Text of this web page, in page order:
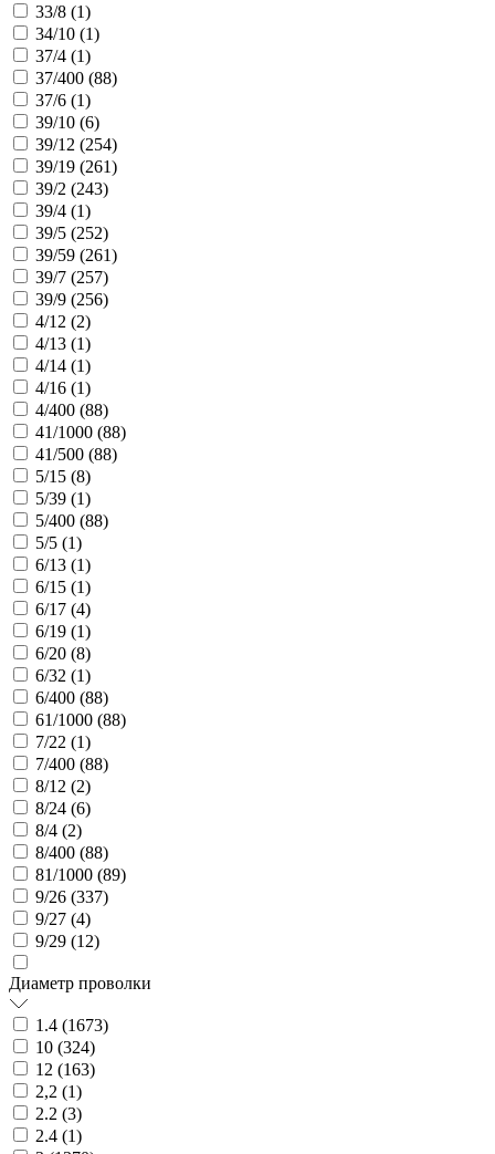
33/8 (1)
34/10 (1)
37/4 (1)
37/400 (88)
37/6 (1)
39/10 (6)
39/12 (254)
39/19 (261)
39/2 (243)
39/4 (1)
39/5 (252)
39/59 (261)
39/7 (257)
39/9 (256)
4/12 (2)
4/13 (1)
4/14 (1)
4/16 (1)
4/400 (88)
41/1000 (88)
41/500 (88)
5/15 (8)
5/39 (1)
5/400 (88)
5/5 (1)
6/13 (1)
6/15 (1)
6/17 (4)
6/19 (1)
6/20 (8)
6/32 (1)
6/400 (88)
61/1000 (88)
7/22 (1)
7/400 (88)
8/12 (2)
8/24 (6)
8/4 (2)
8/400 (88)
81/1000 (89)
9/26 (337)
9/27 (4)
9/29 (12)
Диаметр проволки
1.4 (1673)
10 (324)
12 (163)
2,2 (1)
2.2 (3)
2.4 (1)